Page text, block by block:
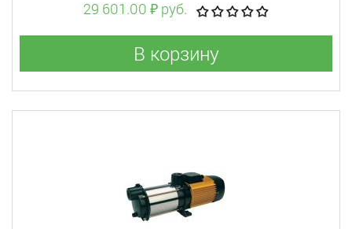
29 601.00 ₽ руб.
В корзину